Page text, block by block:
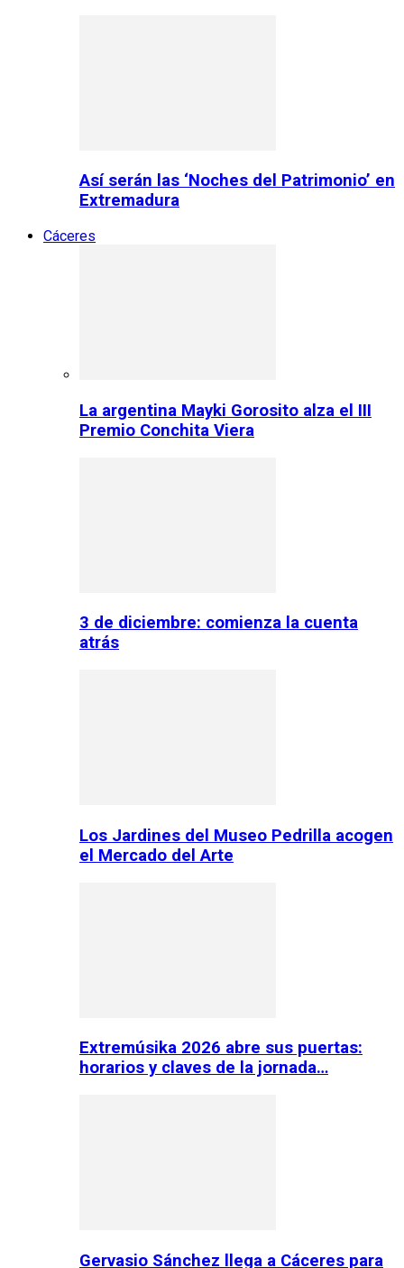
Así serán las ‘Noches del Patrimonio’ en
Extremadura
Cáceres
La argentina Mayki Gorosito alza el III
Premio Conchita Viera
3 de diciembre: comienza la cuenta
atrás
Los Jardines del Museo Pedrilla acogen
el Mercado del Arte
Extremúsika 2026 abre sus puertas:
horarios y claves de la jornada…
Gervasio Sánchez llega a Cáceres para